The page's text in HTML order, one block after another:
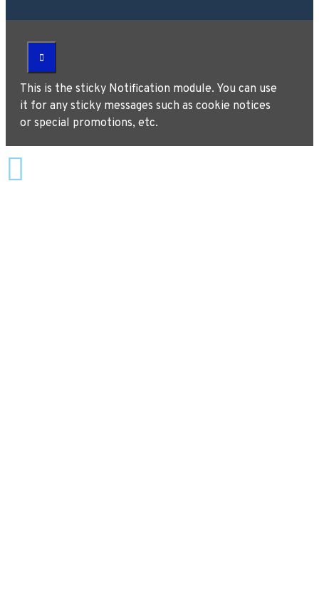
This is the sticky Notification module. You can use
it for any sticky messages such as cookie notices
or special promotions, etc.